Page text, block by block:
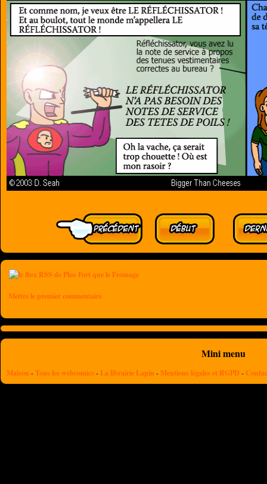
Mettre le premier commentaire
Mini menu
Maison -Tous les webcomics - La librairie Lapin - Mentions légales et RGPD -